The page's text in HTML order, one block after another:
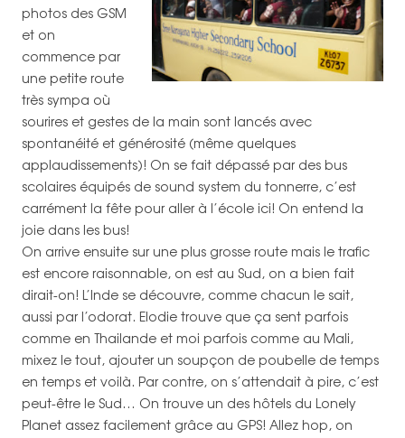
photos des GSM
et on
commence par
une petite route
très sympa où
sourires et gestes de la main sont lancés avec
spontanéité et générosité (même quelques
applaudissements)! On se fait dépassé par des bus
scolaires équipés de sound system du tonnerre, c’est
carrément la fête pour aller à l’école ici! On entend la
joie dans les bus!
On arrive ensuite sur une plus grosse route mais le trafic
est encore raisonnable, on est au Sud, on a bien fait
dirait-on! L’Inde se découvre, comme chacun le sait,
aussi par l’odorat. Elodie trouve que ça sent parfois
comme en Thailande et moi parfois comme au Mali,
mixez le tout, ajouter un soupçon de poubelle de temps
en temps et voilà. Par contre, on s’attendait à pire, c’est
peut-être le Sud… On trouve un des hôtels du Lonely
Planet assez facilement grâce au GPS! Allez hop, on